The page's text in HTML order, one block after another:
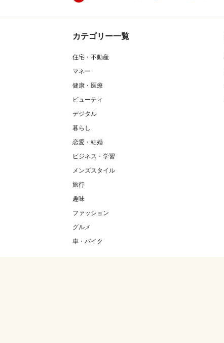
カテゴリー一覧
住宅・不動産
マネー
健康・医療
ビューティ
デジタル
暮らし
恋愛・結婚
ビジネス・学習
メンズスタイル
旅行
趣味
ファッション
グルメ
車・バイク